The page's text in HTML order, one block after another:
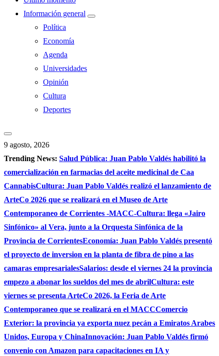
Información general
Política
Economía
Agenda
Universidades
Opinión
Cultura
Deportes
9 agosto, 2026
Trending News: Salud Pública: Juan Pablo Valdés habilitó la
comercialización en farmacias del aceite medicinal de Caa
CannabisCultura: Juan Pablo Valdés realizó el lanzamiento de
ArteCo 2026 que se realizará en el Museo de Arte
Contemporaneo de Corrientes -MACC-Cultura: llega «Jairo
Sinfónico» al Vera, junto a la Orquesta Sinfónica de la
Provincia de CorrientesEconomía: Juan Pablo Valdés presentó
el proyecto de inversion en la planta de fibra de pino a las
camaras empresarialesSalarios: desde el viernes 24 la provincia
empezo a abonar los sueldos del mes de abrilCultura: este
viernes se presenta ArteCo 2026, la Feria de Arte
Contemporaneo que se realizará en el MACCComercio
Exterior: la provincia ya exporta nuez pecán a Emiratos Arabes
Unidos, Europa y ChinaInnovación: Juan Pablo Valdés firmó
convenio con Amazon para capacitaciones en IA y